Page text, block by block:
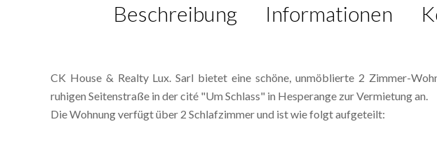
Beschreibung Informationen
CK House & Realty Lux. Sarl bietet eine schöne, unmöblierte 2 Zimmer-
ruhigen Seitenstraße in der cité "Um Schlass" in Hesperange zur Vermietung an.
Die Wohnung verfügt über 2 Schlafzimmer und ist wie folgt aufgeteilt: